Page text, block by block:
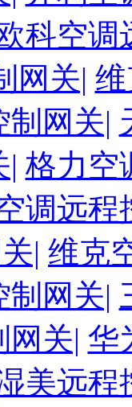
科空调
网关|
制网关|
| 格力空
调远程
| 维克
制网关|
网关| 华
美远程